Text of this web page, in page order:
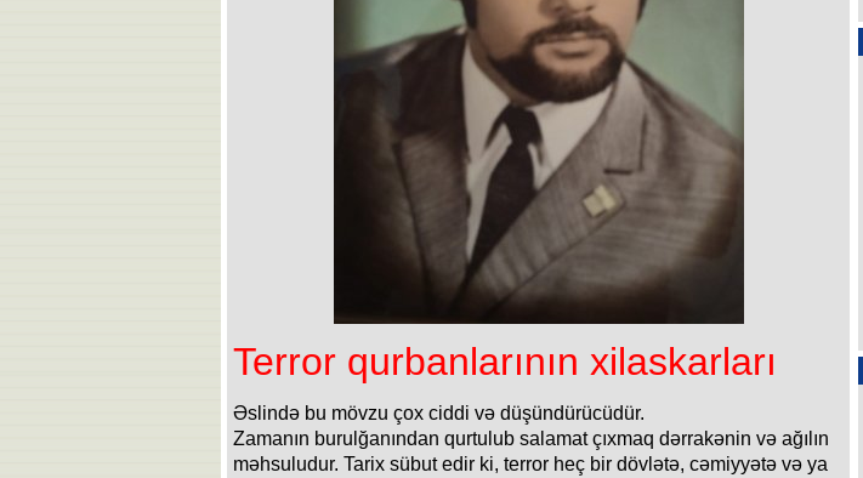
Terror qurbanlarının xilaskarları
Əslində bu mövzu çox ciddi və düşündürücüdür.
Zamanın burulğanından qurtulub salamat çıxmaq dərrakənin və ağılın
məhsuludur. Tarix sübut edir ki, terror heç bir dövlətə, cəmiyyətə və ya